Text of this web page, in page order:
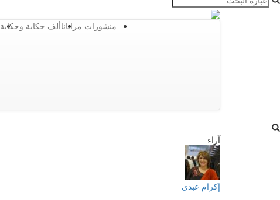
ألف حكاية وحكايةمنشورات مرايانا
آراء
إكرام عبدي